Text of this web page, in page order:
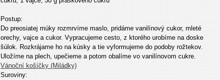
Postup:
Do preosiatej múky rozmrvíme maslo, pridáme vanilínový cukor, mleté
orechy, vajce a cukor. Vypracujeme cesto, z ktorého urobíme na doske
šúlok. Rozkrájame ho na kúsky a tie vyformujeme do podoby rožtekov.
Uložíme na plech, upečieme a potom obalíme vo vanilínovom cukre.
Vánoční košíčky (Miládky)
Suroviny: